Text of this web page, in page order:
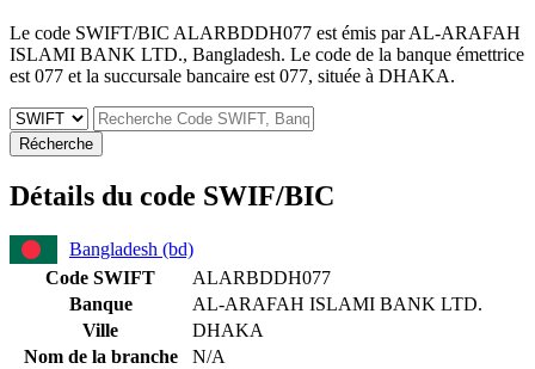
Le code SWIFT/BIC ALARBDDH077 est émis par AL-ARAFAH
ISLAMI BANK LTD., Bangladesh. Le code de la banque émettrice
est 077 et la succursale bancaire est 077, située à DHAKA.
Récherche
Détails du code SWIF/BIC
Bangladesh (bd)
Code SWIFT
ALARBDDH077
Banque
AL-ARAFAH ISLAMI BANK LTD.
Ville
DHAKA
Nom de la branche
N/A